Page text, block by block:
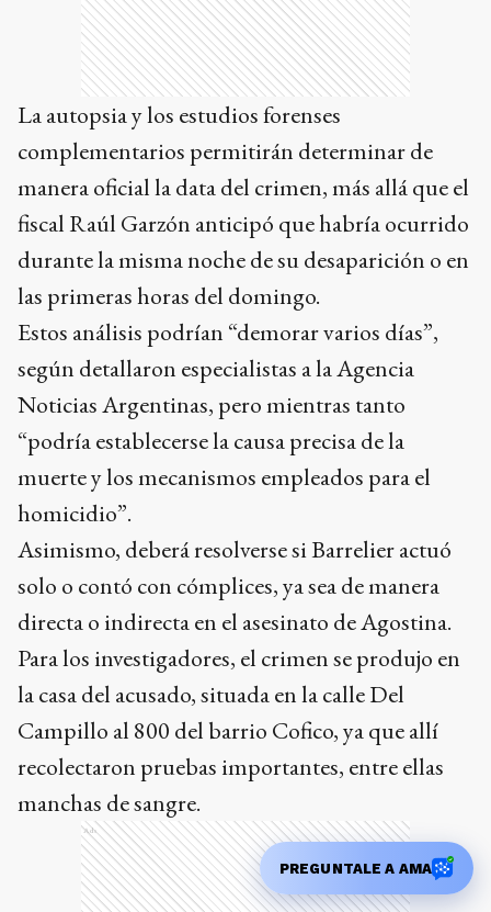
La autopsia y los estudios forenses
complementarios permitirán determinar de
manera oficial la data del crimen, más allá que el
fiscal Raúl Garzón anticipó que habría ocurrido
durante la misma noche de su desaparición o en
las primeras horas del domingo.
Estos análisis podrían “demorar varios días”,
según detallaron especialistas a la Agencia
Noticias Argentinas, pero mientras tanto
“podría establecerse la causa precisa de la
muerte y los mecanismos empleados para el
homicidio”.
Asimismo, deberá resolverse si Barrelier actuó
solo o contó con cómplices, ya sea de manera
directa o indirecta en el asesinato de Agostina.
Para los investigadores, el crimen se produjo en
la casa del acusado, situada en la calle Del
Campillo al 800 del barrio Cofico, ya que allí
recolectaron pruebas importantes, entre ellas
manchas de sangre.
Ads
PREGUNTALE A AMA